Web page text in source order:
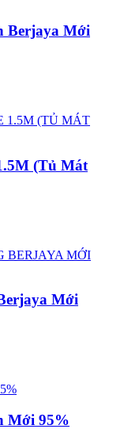
Berjaya Mới
(Tủ Mát
Mới
Mới 95%